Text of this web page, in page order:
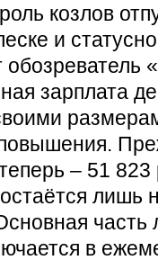
козлов
и
зарплата
– 51 823
лишь
часть
в